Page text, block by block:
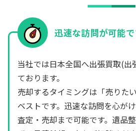
迅速な訪問が可能で
当社では日本全国へ出張買取(出
ております。
売却するタイミングは「売りた
ベストです。迅速な訪問を心が
査定・売却まで可能です。遺品